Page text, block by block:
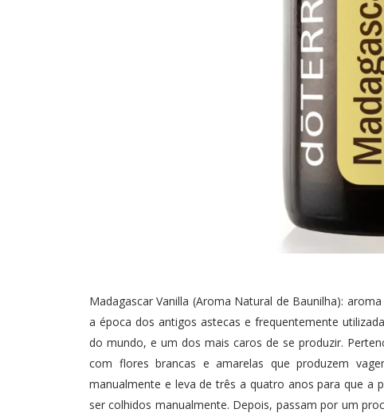
Madagascar Vanilla (Aroma Natural de Baunilha):
a época dos antigos astecas e frequentemente
do mundo, e um dos mais caros de se produzir.
com flores brancas e amarelas que produzem
manualmente e leva de três a quatro anos para que a
ser colhidos manualmente. Depois, passam por um